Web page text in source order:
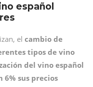
español
el cambio de
tipos de vino
del vino español
sus precios